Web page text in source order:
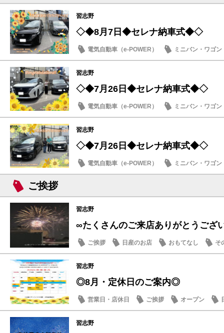
習志野
◇◆8月7日◆セレナ納車式◆◇
電気自動車（e-POWER）
ミニバン・ワゴン
納車式
習志野
◇◆7月26日◆セレナ納車式◆◇
電気自動車（e-POWER）
ミニバン・ワゴン
納車式
習志野
◇◆7月26日◆セレナ納車式◆◇
電気自動車（e-POWER）
ミニバン・ワゴン
納車式
ご挨拶
習志野
∞たくさんのご来店ありがとうござ
ご挨拶 日産のお店 おもてなし そ
習志野
◎8月・定休日のご案内◎
営業日・店休日 ご挨拶 オープン
習志野